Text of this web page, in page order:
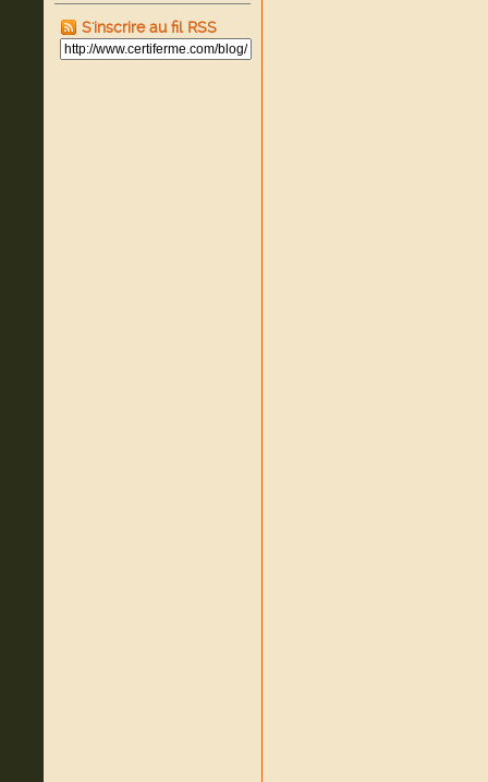
S'inscrire au fil RSS